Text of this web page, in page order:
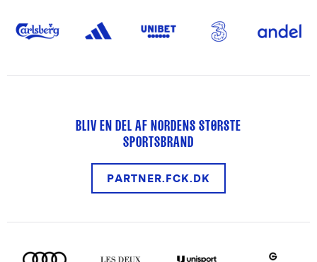
BLIV EN DEL AF NORDENS STØRSTE
SPORTSBRAND
PARTNER.FCK.DK